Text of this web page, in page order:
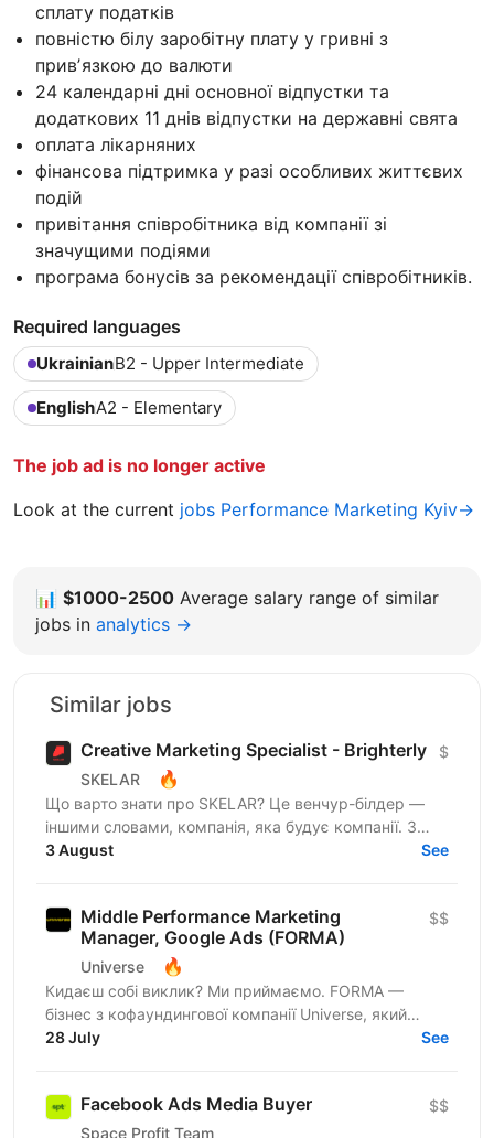
сплату податків
повністю білу заробітну плату у гривні з
привʼязкою до валюти
24 календарні дні основної відпустки та
додаткових 11 днів відпустки на державні свята
оплата лікарняних
фінансова підтримка у разі особливих життєвих
подій
привітання співробітника від компанії зі
значущими подіями
програма бонусів за рекомендації співробітників.
Required languages
UkrainianB2 - Upper Intermediate
EnglishA2 - Elementary
The job ad is no longer active
Look at the current jobs Performance Marketing Kyiv→
📊 $1000-2500 Average salary range of similar
jobs in analytics →
Similar jobs
Creative Marketing Specialist - Brighterly
SKELAR 🔥
$
Що варто знати про SKELAR? Це венчур-білдер —
іншими словами, компанія, яка будує компанії. З
нами фаундери створюють consumer-бізнеси, які
3 August See
Middle Performance Marketing
Manager, Google Ads (FORMA)
Universe 🔥
$$
Кидаєш собі виклик? Ми приймаємо. FORMA —
бізнес з кофаундингової компанії Universe, який
створює сервіси для ефективної взаємодії з
28 July See
Facebook Ads Media Buyer
Space Profit Team
$$